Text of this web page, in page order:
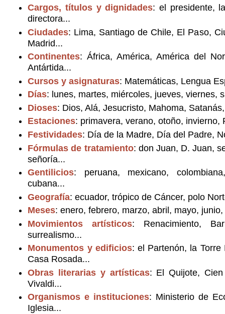
Cargos, títulos y dignidades: el presidente,
directora...
Ciudades: Lima, Santiago de Chile, El Paso,
Madrid...
Continentes: África, América, América del
Antártida...
Cursos y asignaturas: Matemáticas, Lengua
Días: lunes, martes, miércoles, jueves, viernes,
Dioses: Dios, Alá, Jesucristo, Mahoma,
Estaciones: primavera, verano, otoño, invierno,
Festividades: Día de la Madre, Día del Padre,
Fórmulas de tratamiento: don Juan, D. Juan,
señoría...
Gentilicios: peruana, mexicano,
cubana...
Geografía: ecuador, trópico de Cáncer, polo
Meses: enero, febrero, marzo, abril, mayo,
Movimientos artísticos: Renacimiento,
surrealismo...
Monumentos y edificios: el Partenón, la
Casa Rosada...
Obras literarias y artísticas: El Quijote,
Vivaldi...
Organismos e instituciones: Ministerio de
Iglesia...